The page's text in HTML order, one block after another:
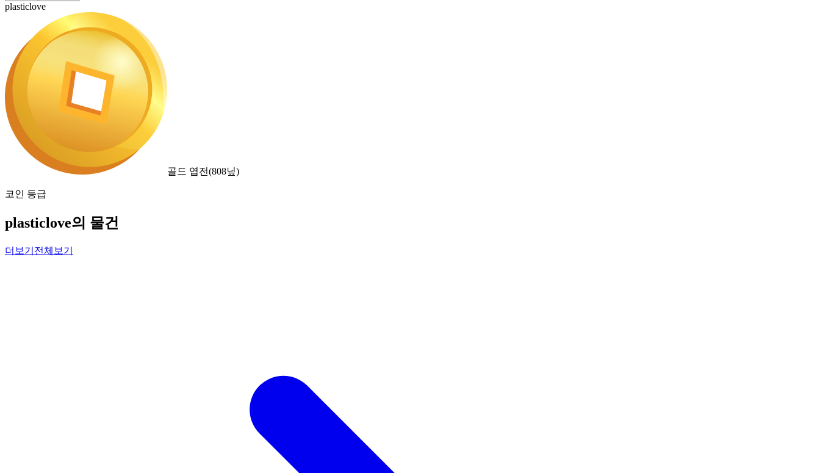
plasticlove
골드 엽전(808닢)
코인 등급
plasticlove의 물건
더보기 전체보기